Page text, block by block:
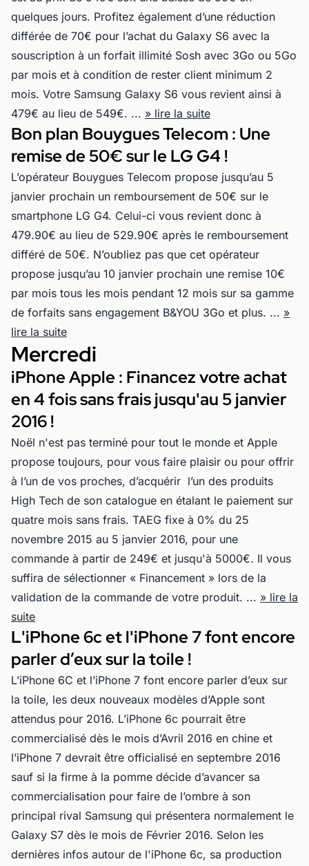
quelques jours. Profitez également d’une réduction
différée de 70€ pour l’achat du Galaxy S6 avec la
souscription à un forfait illimité Sosh avec 3Go ou 5Go
par mois et à condition de rester client minimum 2
mois. Votre Samsung Galaxy S6 vous revient ainsi à
479€ au lieu de 549€. ... » lire la suite
Bon plan Bouygues Telecom : Une
remise de 50€ sur le LG G4 !
L’opérateur Bouygues Telecom propose jusqu’au 5
janvier prochain un remboursement de 50€ sur le
smartphone LG G4. Celui-ci vous revient donc à
479.90€ au lieu de 529.90€ après le remboursement
différé de 50€. N’oubliez pas que cet opérateur
propose jusqu’au 10 janvier prochain une remise 10€
par mois tous les mois pendant 12 mois sur sa gamme
de forfaits sans engagement B&YOU 3Go et plus. ... »
lire la suite
Mercredi
iPhone Apple : Financez votre achat
en 4 fois sans frais jusqu'au 5 janvier
2016 !
Noël n'est pas terminé pour tout le monde et Apple
propose toujours, pour vous faire plaisir ou pour offrir
à l’un de vos proches, d’acquérir l’un des produits
High Tech de son catalogue en étalant le paiement sur
quatre mois sans frais. TAEG fixe à 0% du 25
novembre 2015 au 5 janvier 2016, pour une
commande à partir de 249€ et jusqu'à 5000€. Il vous
suffira de sélectionner « Financement » lors de la
validation de la commande de votre produit. ... » lire la
suite
L'iPhone 6c et l'iPhone 7 font encore
parler d’eux sur la toile !
L’iPhone 6C et l’iPhone 7 font encore parler d’eux sur
la toile, les deux nouveaux modèles d’Apple sont
attendus pour 2016. L’iPhone 6c pourrait être
commercialisé dès le mois d’Avril 2016 en chine et
l’iPhone 7 devrait être officialisé en septembre 2016
sauf si la firme à la pomme décide d’avancer sa
commercialisation pour faire de l’ombre à son
principal rival Samsung qui présentera normalement le
Galaxy S7 dès le mois de Février 2016. Selon les
dernières infos autour de l'iPhone 6c, sa production